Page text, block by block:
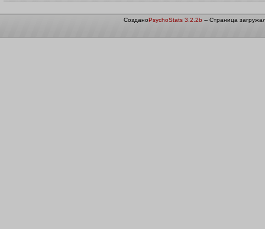
СозданоPsychoStats 3.2.2b -- Страница